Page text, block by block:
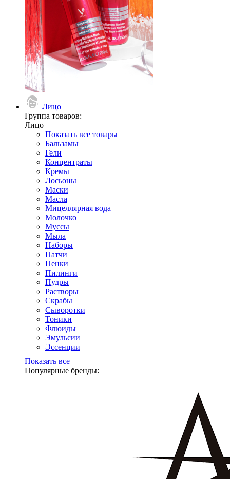
Лицо
Группа товаров:
Лицо
Показать все товары
Бальзамы
Гели
Концентраты
Кремы
Лосьоны
Маски
Масла
Мицеллярная вода
Молочко
Муссы
Мыла
Наборы
Патчи
Пенки
Пилинги
Пудры
Растворы
Скрабы
Сыворотки
Тоники
Флюиды
Эмульсии
Эссенции
Показать все
Популярные бренды: